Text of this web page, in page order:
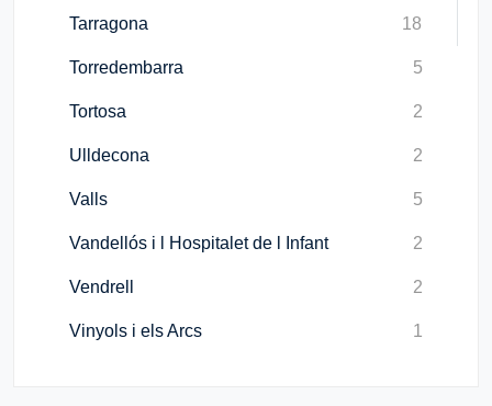
Tarragona 18
Torredembarra 5
Tortosa 2
Ulldecona 2
Valls 5
Vandellós i l Hospitalet de l Infant 2
Vendrell 2
Vinyols i els Arcs 1